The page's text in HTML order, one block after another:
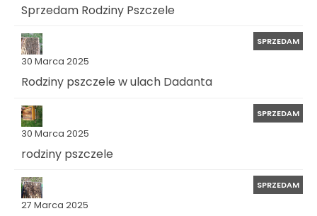
Sprzedam Rodziny Pszczele
30 Marca 2025
SPRZEDAM
Rodziny pszczele w ulach Dadanta
30 Marca 2025
SPRZEDAM
rodziny pszczele
27 Marca 2025
SPRZEDAM